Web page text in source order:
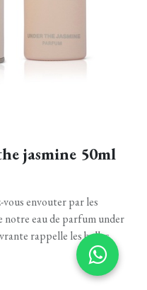
jasmine 50ml
envouter par les
notre eau de parfum under
rappelle les belles